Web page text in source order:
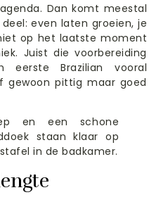
Dan komt meestal
even laten groeien, je
op het laatste moment
Juist die voorbereiding
Brazilian vooral
gewoon pittig maar goed